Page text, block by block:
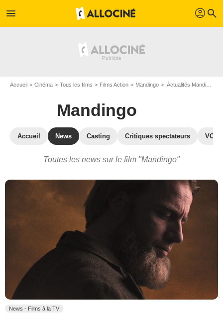
menu profil search
Accueil Cinéma Tous les films Films Action Mandingo Actualités Mandingo
Mandingo
Accueil News Casting Critiques spectateurs VOD
Toutes les news sur le film "Mandingo"
News - Films à la TV